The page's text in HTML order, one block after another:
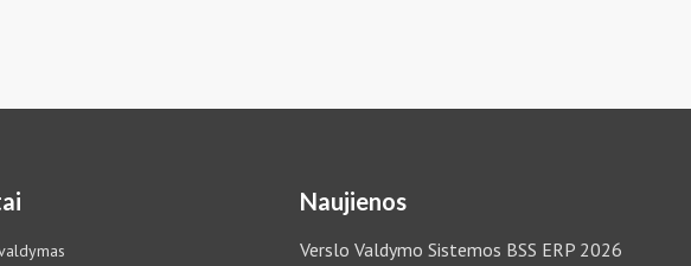
Naujienos
Verslo Valdymo Sistemos BSS ERP 2026